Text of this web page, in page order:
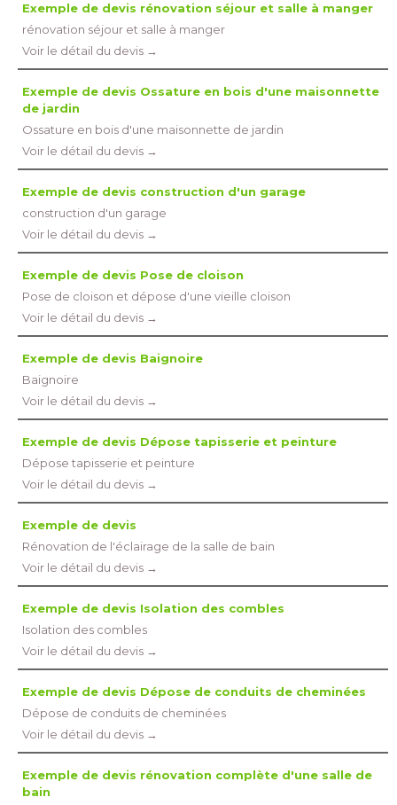
Exemple de devis rénovation séjour et salle à manger
rénovation séjour et salle à manger
Voir le détail du devis →
Exemple de devis Ossature en bois d'une maisonnette
de jardin
Ossature en bois d'une maisonnette de jardin
Voir le détail du devis →
Exemple de devis construction d'un garage
construction d'un garage
Voir le détail du devis →
Exemple de devis Pose de cloison
Pose de cloison et dépose d'une vieille cloison
Voir le détail du devis →
Exemple de devis Baignoire
Baignoire
Voir le détail du devis →
Exemple de devis Dépose tapisserie et peinture
Dépose tapisserie et peinture
Voir le détail du devis →
Exemple de devis
Rénovation de l'éclairage de la salle de bain
Voir le détail du devis →
Exemple de devis Isolation des combles
Isolation des combles
Voir le détail du devis →
Exemple de devis Dépose de conduits de cheminées
Dépose de conduits de cheminées
Voir le détail du devis →
Exemple de devis rénovation complète d'une salle de
bain